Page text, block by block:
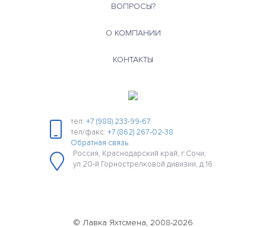
ВОПРОСЫ?
О КОМПАНИИ
КОНТАКТЫ
тел: +7 (988) 233-99-67
тел/факс: +7 (862) 267-02-38
Обратная связь
Россия, Краснодарский край, г.Сочи,
ул.20-й Горнострелковой дивизии, д 16
© Лавка Яхтсмена, 2008-2026